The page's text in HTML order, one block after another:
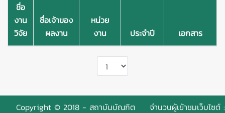
ชื่อ
งาน
วิจัย
ชื่อเจ้าของ
ผลงาน
หน่วย
งาน
ประจำปี เอกสาร
Copyright © 2018 - สถาบันบัณฑิต
จำนวนผู้เข้าชมเว็บไซต์ :